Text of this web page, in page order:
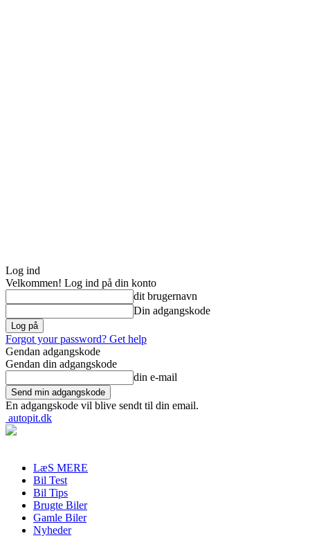
Log ind
Velkommen! Log ind på din konto
dit brugernavn
Din adgangskode
Forgot your password? Get help
Gendan adgangskode
Gendan din adgangskode
din e-mail
En adgangskode vil blive sendt til din email.
autopit.dk
LæS MERE
Bil Test
Bil Tips
Brugte Biler
Gamle Biler
Nyheder